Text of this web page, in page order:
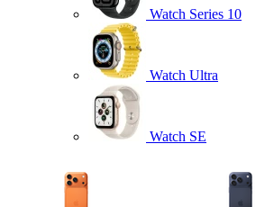
Watch Series 10
Watch Ultra
Watch SE